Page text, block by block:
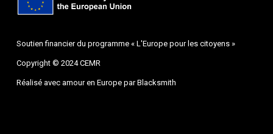
Soutien financier du programme « L'Europe pour les citoyens »
Copyright © 2024 CEMR
Réalisé avec amour en Europe parBlacksmith